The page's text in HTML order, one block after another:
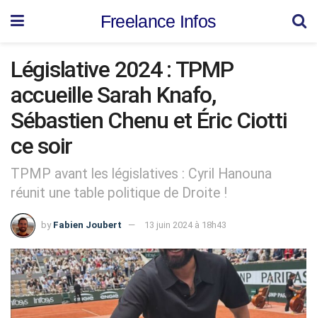
Freelance Infos
Législative 2024 : TPMP
accueille Sarah Knafo,
Sébastien Chenu et Éric Ciotti
ce soir
TPMP avant les législatives : Cyril Hanouna
réunit une table politique de Droite !
by Fabien Joubert 13 juin 2024 à 18h43